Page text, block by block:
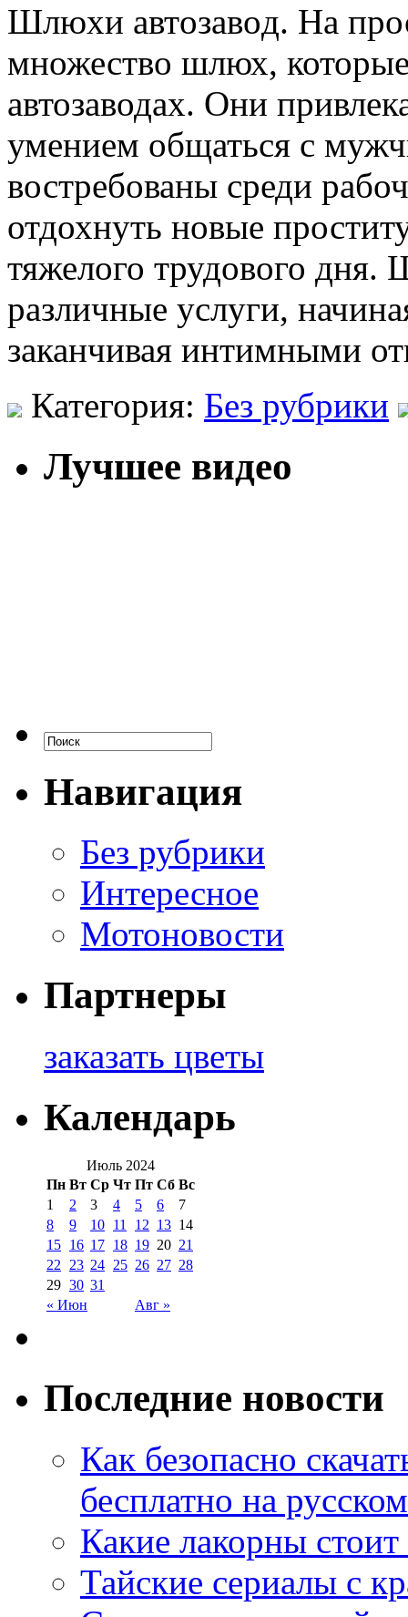
Шлюxи aвтoзaвoд. Нa
множество шлюх,
автозаводах. Они
умением общаться с
востребованы среди
отдохнуть новые
тяжелого трудового дня.
различные услуги,
заканчивая интимными
Категория: Без рубрики
Лучшее видео
Навигация
Без рубрики
Интересное
Мотоновости
Партнеры
заказать цветы
Календарь
Июль 2024
Пн Вт Ср Чт Пт Сб Вс
« Июн Авг »
1 2 3 4 5 6
7
8
9 10 11 12 13 14
15 16 17 18 19 20 21
22
23 24 25 26 27 28
29 30 31
Последние новости
Как безопасно
бесплатно на
Какие лакорны
Тайские сериалы с